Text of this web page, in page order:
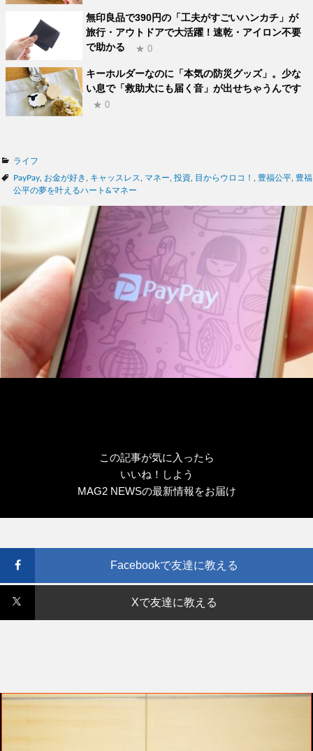
無印良品で390円の「工夫がすごいハンカチ」が
旅行・アウトドアで大活躍！速乾・アイロン不要
で助かる
★ 0
キーホルダーなのに「本気の防災グッズ」。少な
い息で「救助犬にも届く音」が出せちゃうんです
★ 0
カ
テ
ゴ
ライフ
タ
グ
PayPay お金が好き キャッスレス マネー 投資 目からウロコ！ 豊福公平 豊福
公平の夢を叶えるハート&マネー
この記事が気に入ったら
いいね！しよう
MAG2 NEWSの最新情報をお届け
Facebookで友達に教える
Xで友達に教える